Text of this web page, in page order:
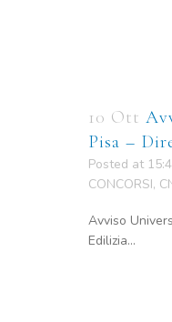
10 Ott
Pisa –
Posted at
CONCORSI,
Avviso
Edilizia...